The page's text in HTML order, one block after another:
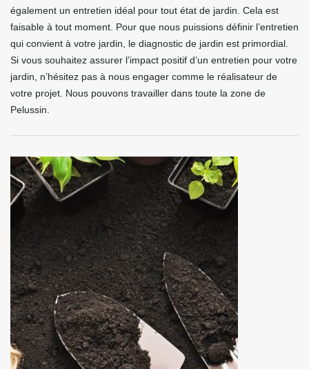
également un entretien idéal pour tout état de jardin. Cela est
faisable à tout moment. Pour que nous puissions définir l’entretien
qui convient à votre jardin, le diagnostic de jardin est primordial.
Si vous souhaitez assurer l’impact positif d’un entretien pour votre
jardin, n’hésitez pas à nous engager comme le réalisateur de
votre projet. Nous pouvons travailler dans toute la zone de
Pelussin.